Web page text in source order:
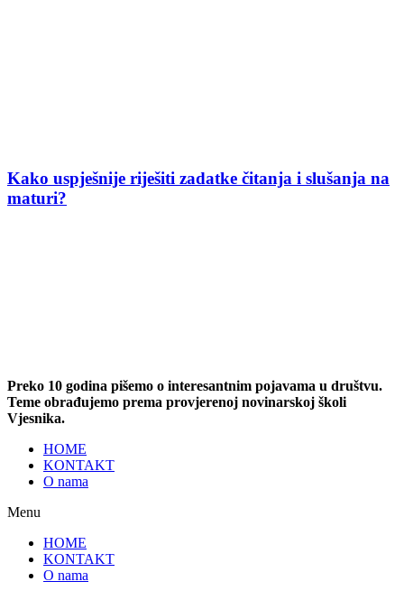
Kako uspješnije riješiti zadatke čitanja i slušanja na
maturi?
Preko 10 godina pišemo o interesantnim pojavama u društvu.
Teme obrađujemo prema provjerenoj novinarskoj školi
Vjesnika.
HOME
KONTAKT
O nama
Menu
HOME
KONTAKT
O nama